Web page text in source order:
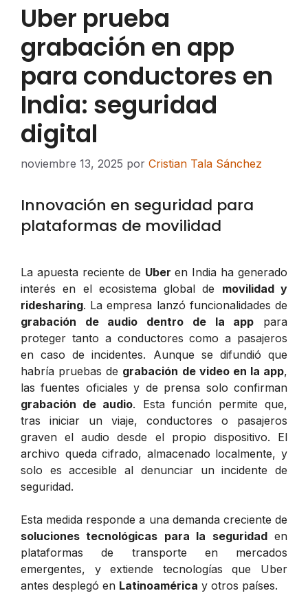
Uber prueba
grabación en app
para conductores en
India: seguridad
digital
noviembre 13, 2025 por Cristian Tala Sánchez
Innovación en seguridad para
plataformas de movilidad
La apuesta reciente de Uber en India ha generado
interés en el ecosistema global de movilidad y
ridesharing. La empresa lanzó funcionalidades de
grabación de audio dentro de la app para
proteger tanto a conductores como a pasajeros
en caso de incidentes. Aunque se difundió que
habría pruebas de grabación de video en la app,
las fuentes oficiales y de prensa solo confirman
grabación de audio. Esta función permite que,
tras iniciar un viaje, conductores o pasajeros
graven el audio desde el propio dispositivo. El
archivo queda cifrado, almacenado localmente, y
solo es accesible al denunciar un incidente de
seguridad.
Esta medida responde a una demanda creciente de
soluciones tecnológicas para la seguridaden
plataformas de transporte en mercados
emergentes, y extiende tecnologías que Uber
antes desplegó en Latinoamérica y otros países.